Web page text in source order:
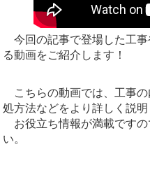
今回の記事で登場した工
る動画をご紹介します！
こちらの動画では、工事
処方法などをより詳しく説明
お役立ち情報が満載ですの
い。